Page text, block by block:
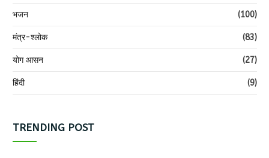
भजन (100)
मंत्र-श्लोक (83)
योग आसन (27)
हिंदी (9)
TRENDING POST